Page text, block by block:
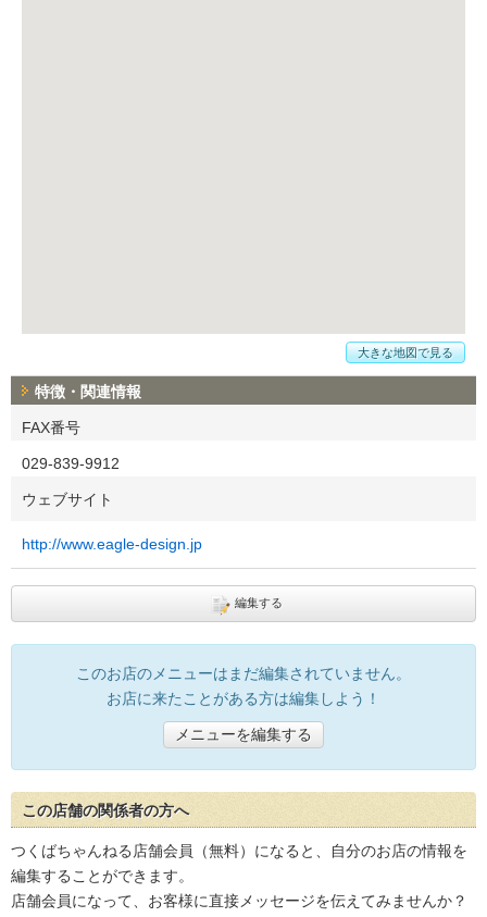
大きな地図で見る
特徴・関連情報
FAX番号
029-839-9912
ウェブサイト
http://www.eagle-design.jp
編集する
このお店のメニューはまだ編集されていません。
お店に来たことがある方は編集しよう！
メニューを編集する
この店舗の関係者の方へ
つくばちゃんねる店舗会員（無料）になると、自分のお店の情報を
編集することができます。
店舗会員になって、お客様に直接メッセージを伝えてみませんか？